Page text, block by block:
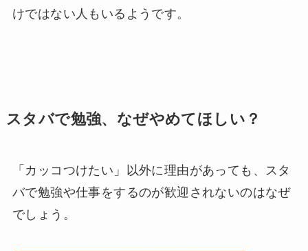
けではない人もいるようです。
スタバで勉強、なぜやめてほしい？
「カッコつけたい」以外に理由があっても、スタ
バで勉強や仕事をするのが歓迎されないのはなぜ
でしょう。